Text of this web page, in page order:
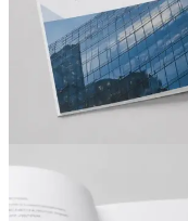
Вакансии
О компании
Написать директору